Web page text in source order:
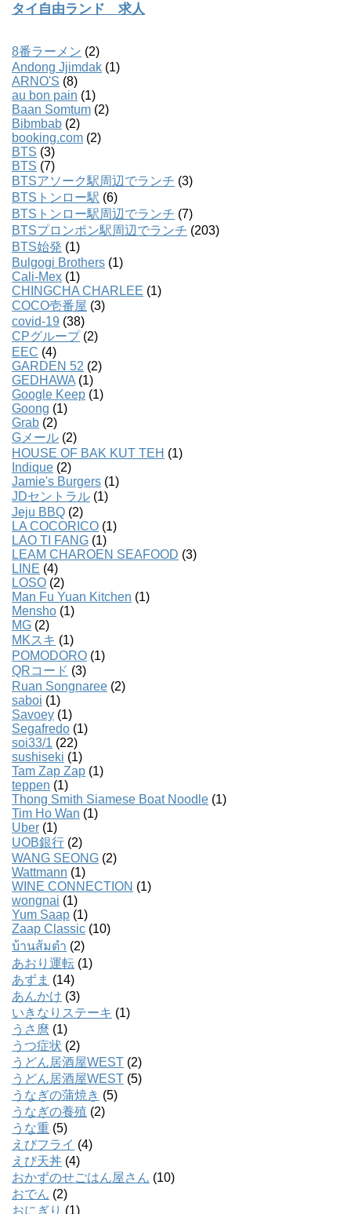
タイ自由ランド 求人
8番ラーメン (2)
Andong Jjimdak (1)
ARNO'S (8)
au bon pain (1)
Baan Somtum (2)
Bibmbab (2)
booking.com (2)
BTS (3)
BTS (7)
BTSアソーク駅周辺でランチ (3)
BTSトンロー駅 (6)
BTSトンロー駅周辺でランチ (7)
BTSプロンポン駅周辺でランチ (203)
BTS始発 (1)
Bulgogi Brothers (1)
Cali-Mex (1)
CHINGCHA CHARLEE (1)
COCO壱番屋 (3)
covid-19 (38)
CPグループ(2)
EEC (4)
GARDEN 52 (2)
GEDHAWA (1)
Google Keep (1)
Goong (1)
Grab (2)
Gメール (2)
HOUSE OF BAK KUT TEH (1)
Indique (2)
Jamie's Burgers (1)
JDセントラル (1)
Jeju BBQ (2)
LA COCORICO (1)
LAO TI FANG (1)
LEAM CHAROEN SEAFOOD (3)
LINE (4)
LOSO (2)
Man Fu Yuan Kitchen (1)
Mensho (1)
MG (2)
MKスキ (1)
POMODORO (1)
QRコード (3)
Ruan Songnaree (2)
saboi (1)
Savoey (1)
Segafredo (1)
soi33/1 (22)
sushiseki (1)
Tam Zap Zap (1)
teppen (1)
Thong Smith Siamese Boat Noodle (1)
Tim Ho Wan (1)
Uber (1)
UOB銀行 (2)
WANG SEONG (2)
Wattmann (1)
WINE CONNECTION (1)
wongnai (1)
Yum Saap (1)
Zaap Classic (10)
บ้านส้มตํา (2)
あおり運転 (1)
あずま (14)
あんかけ (3)
いきなりステーキ (1)
うさ麿 (1)
うつ症状 (2)
うどん居酒屋WEST (2)
うどん居酒屋WEST (5)
うなぎの蒲焼き (5)
うなぎの養殖 (2)
うな重 (5)
えびフライ (4)
えび天丼 (4)
おかずのせごはん屋さん (10)
おでん (2)
おにぎり (1)